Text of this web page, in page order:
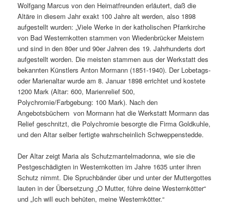
Wolfgang Marcus von den Heimatfreunden erläutert, daß die
Altäre in diesem Jahr exakt 100 Jahre alt werden, also 1898
aufgestellt wurden: „Viele Werke in der katholischen Pfarrkirche
von Bad Westernkotten stammen von Wiedenbrücker Meistern
und sind in den 80er und 90er Jahren des 19. Jahrhunderts dort
aufgestellt worden. Die meisten stammen aus der Werkstatt des
bekannten Künstlers Anton Mormann (1851-1940). Der Lobetags-
oder Marienaltar wurde am 8. Januar 1898 errichtet und kostete
1200 Mark (Altar: 600, Marienrelief 500,
Polychromie/Farbgebung: 100 Mark). Nach den
Angebotsbüchern von Mormann hat die Werkstatt Mormann das
Relief geschnitzt, die Polychromie besorgte die Firma Goldkuhle,
und den Altar selber fertigte wahrscheinlich Schweppenstedde.
Der Altar zeigt Maria als Schutzmantelmadonna, wie sie die
Pestgeschädigten in Westernkotten im Jahre 1635 unter ihren
Schutz nimmt. Die Spruchbänder über und unter der Muttergottes
lauten in der Übersetzung „O Mutter, führe deine Westernkötter“
und „Ich will euch behüten, meine Westernkötter.“